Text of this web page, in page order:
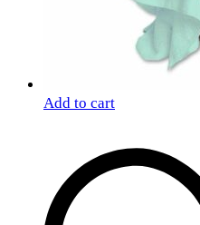
Add to cart